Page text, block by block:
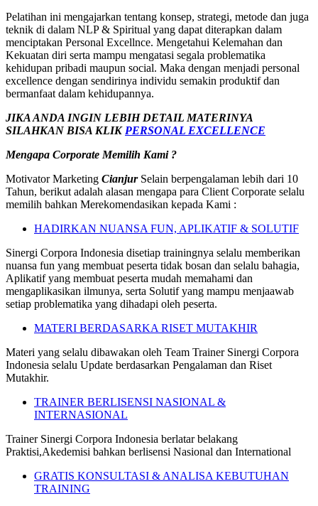
Pelatihan ini mengajarkan tentang konsep, strategi, metode dan juga
teknik di dalam NLP & Spiritual yang dapat diterapkan dalam
menciptakan Personal Excellnce. Mengetahui Kelemahan dan
Kekuatan diri serta mampu mengatasi segala problematika
kehidupan pribadi maupun social. Maka dengan menjadi personal
excellence dengan sendirinya individu semakin produktif dan
bermanfaat dalam kehidupannya.
JIKA ANDA INGIN LEBIH DETAIL MATERINYA
SILAHKAN BISA KLIK PERSONAL EXCELLENCE
Mengapa Corporate Memilih Kami ?
Motivator Marketing CianjurSelain berpengalaman lebih dari 10
Tahun, berikut adalah alasan mengapa para Client Corporate selalu
memilih bahkan Merekomendasikan kepada Kami :
HADIRKAN NUANSA FUN, APLIKATIF & SOLUTIF
Sinergi Corpora Indonesia disetiap trainingnya selalu memberikan
nuansa fun yang membuat peserta tidak bosan dan selalu bahagia,
Aplikatif yang membuat peserta mudah memahami dan
mengaplikasikan ilmunya, serta Solutif yang mampu menjaawab
setiap problematika yang dihadapi oleh peserta.
MATERI BERDASARKA RISET MUTAKHIR
Materi yang selalu dibawakan oleh Team Trainer Sinergi Corpora
Indonesia selalu Update berdasarkan Pengalaman dan Riset
Mutakhir.
TRAINER BERLISENSI NASIONAL &
INTERNASIONAL
Trainer Sinergi Corpora Indonesia berlatar belakang
Praktisi,Akedemisi bahkan berlisensi Nasional dan International
GRATIS KONSULTASI & ANALISA KEBUTUHAN
TRAINING